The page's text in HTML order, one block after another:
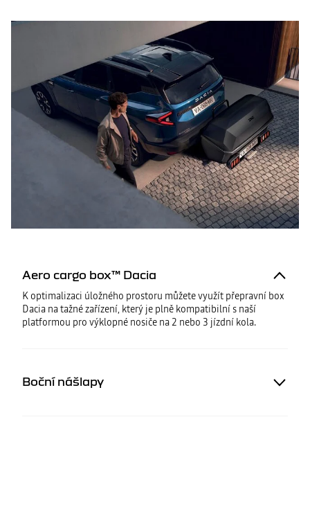
Aero cargo box™ Dacia
K optimalizaci úložného prostoru můžete využít přepravní box
Dacia na tažné zařízení, který je plně kompatibilní s naší
platformou pro výklopné nosiče na 2 nebo 3 jízdní kola.
Boční nášlapy